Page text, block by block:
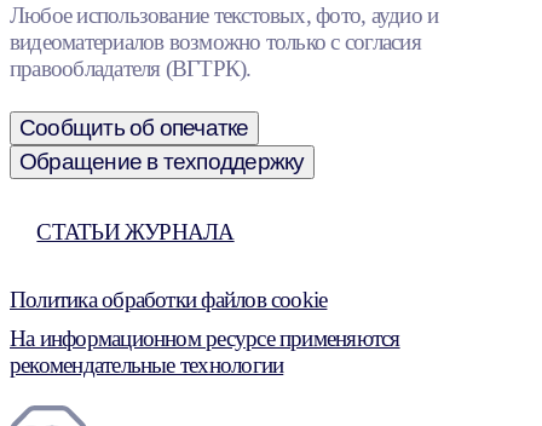
Любое использование текстовых, фото, аудио и
видеоматериалов возможно только с согласия
правообладателя (ВГТРК).
Сообщить об опечатке
Обращение в техподдержку
СТАТЬИ ЖУРНАЛА
Политика обработки файлов cookie
На информационном ресурсе применяются
рекомендательные технологии